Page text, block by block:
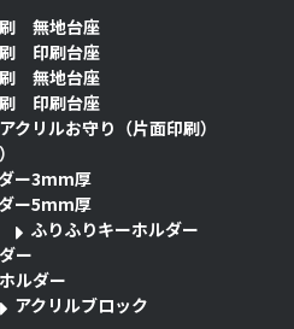
無地台座
印刷台座
無地台座
印刷台座
アクリルお守り（片面印刷）
ー3mm厚
ー5mm厚
ふりふりキーホルダー
ー
ルダー
アクリルブロック